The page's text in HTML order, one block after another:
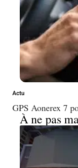
Actu
GPS Aonerex 7
À ne pas